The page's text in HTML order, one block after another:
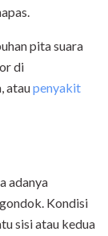
pita suara
di
ataupenyakit
adanya
Kondisi
sisi atau kedua